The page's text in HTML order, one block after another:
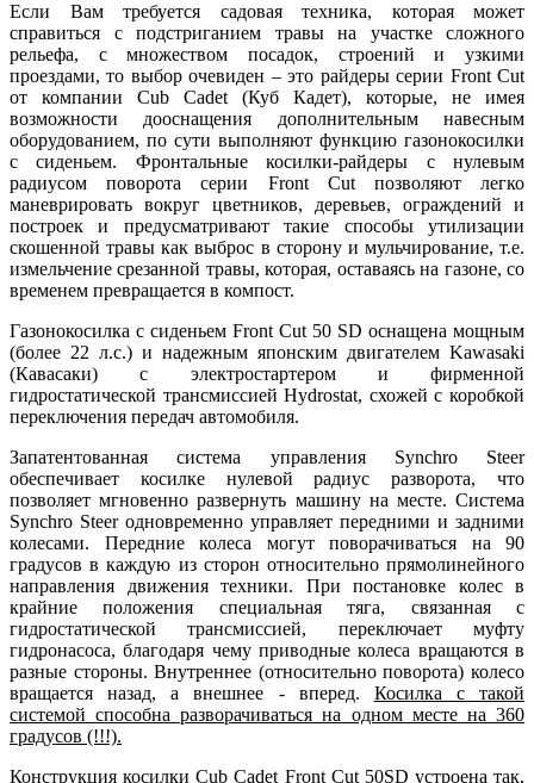
Если Вам требуется садовая техника, которая может
справиться с подстриганием травы на участке сложного
рельефа, с множеством посадок, строений и узкими
проездами, то выбор очевиден – это райдеры серии Front Cut
от компании Cub Cadet (Куб Кадет), которые, не имея
возможности дооснащения дополнительным навесным
оборудованием, по сути выполняют функцию газонокосилки
с сиденьем. Фронтальные косилки-райдеры с нулевым
радиусом поворота серии Front Cut позволяют легко
маневрировать вокруг цветников, деревьев, ограждений и
построек и предусматривают такие способы утилизации
скошенной травы как выброс в сторону и мульчирование, т.е.
измельчение срезанной травы, которая, оставаясь на газоне, со
временем превращается в компост.
Газонокосилка с сиденьем Front Cut 50 SD оснащена мощным
(более 22 л.с.) и надежным японским двигателем Kawasaki
(Кавасаки) с электростартером и фирменной
гидростатической трансмиссией Hydrostat, схожей с коробкой
переключения передач автомобиля.
Запатентованная система управления Synchro Steer
обеспечивает косилке нулевой радиус разворота, что
позволяет мгновенно развернуть машину на месте. Система
Synchro Steer одновременно управляет передними и задними
колесами. Передние колеса могут поворачиваться на 90
градусов в каждую из сторон относительно прямолинейного
направления движения техники. При постановке колес в
крайние положения специальная тяга, связанная с
гидростатической трансмиссией, переключает муфту
гидронасоса, благодаря чему приводные колеса вращаются в
разные стороны. Внутреннее (относительно поворота) колесо
вращается назад, а внешнее - вперед. Косилка с такой
системой способна разворачиваться на одном месте на 360
градусов (!!!).
Конструкция косилки Cub Cadet Front Cut 50SD устроена так,